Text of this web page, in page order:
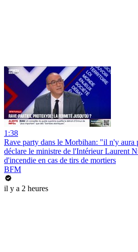
1:38
Rave party dans le Morbihan: "il n'y aura
déclare le ministre de l'Intérieur Laurent
d'incendie en cas de tirs de mortiers
BFM
il y a 2 heures